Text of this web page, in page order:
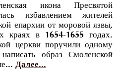
икона Пресвятой
избавлением жителей
епархии от моровой язвы,
краях в 1654-1655 годах.
церкви поручили одному
образ Смоленской
Далее...